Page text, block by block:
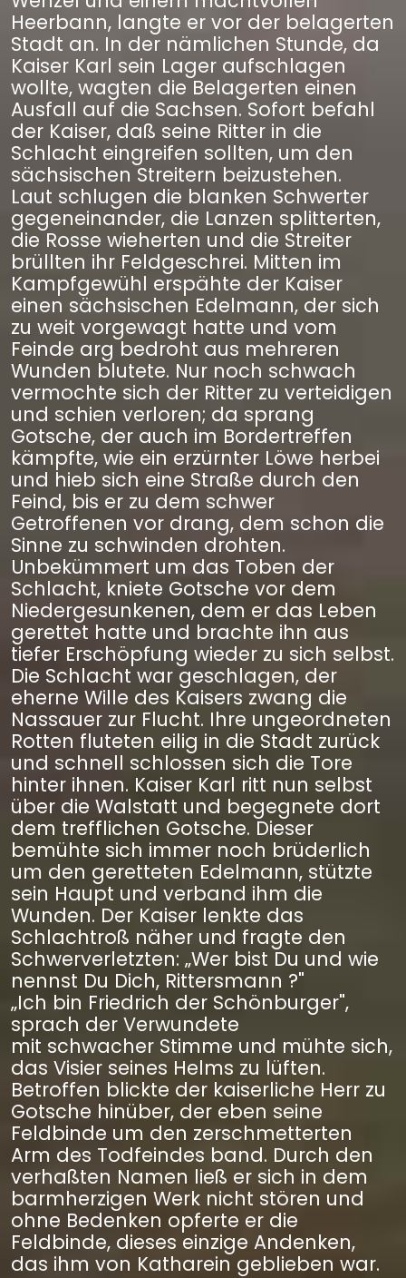
Heerbann, langte er vor der belagerten
Stadt an. In der nämlichen Stunde, da
Kaiser Karl sein Lager aufschlagen
wollte, wagten die Belagerten einen
Ausfall auf die Sachsen. Sofort befahl
der Kaiser, daß seine Ritter in die
Schlacht eingreifen sollten, um den
sächsischen Streitern beizustehen.
Laut schlugen die blanken Schwerter
gegeneinander, die Lanzen splitterten,
die Rosse wieherten und die Streiter
brüllten ihr Feldgeschrei. Mitten im
Kampfgewühl erspähte der Kaiser
einen sächsischen Edelmann, der sich
zu weit vorgewagt hatte und vom
Feinde arg bedroht aus mehreren
Wunden blutete. Nur noch schwach
vermochte sich der Ritter zu verteidigen
und schien verloren; da sprang
Gotsche, der auch im Bordertreffen
kämpfte, wie ein erzürnter Löwe herbei
und hieb sich eine Straße durch den
Feind, bis er zu dem schwer
Getroffenen vor drang, dem schon die
Sinne zu schwinden drohten.
Unbekümmert um das Toben der
Schlacht, kniete Gotsche vor dem
Niedergesunkenen, dem er das Leben
gerettet hatte und brachte ihn aus
tiefer Erschöpfung wieder zu sich selbst.
Die Schlacht war geschlagen, der
eherne Wille des Kaisers zwang die
Nassauer zur Flucht. Ihre ungeordneten
Rotten fluteten eilig in die Stadt zurück
und schnell schlossen sich die Tore
hinter ihnen. Kaiser Karl ritt nun selbst
über die Walstatt und begegnete dort
dem trefflichen Gotsche. Dieser
bemühte sich immer noch brüderlich
um den geretteten Edelmann, stützte
sein Haupt und verband ihm die
Wunden. Der Kaiser lenkte das
Schlachtroß näher und fragte den
Schwerverletzten: „Wer bist Du und wie
nennst Du Dich, Rittersmann ?"
„Ich bin Friedrich der Schönburger",
sprach der Verwundete
mit schwacher Stimme und mühte sich,
das Visier seines Helms zu lüften.
Betroffen blickte der kaiserliche Herr zu
Gotsche hinüber, der eben seine
Feldbinde um den zerschmetterten
Arm des Todfeindes band. Durch den
verhaßten Namen ließ er sich in dem
barmherzigen Werk nicht stören und
ohne Bedenken opferte er die
Feldbinde, dieses einzige Andenken,
das ihm von Katharein geblieben war.